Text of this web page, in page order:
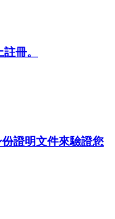
冊。
證明文件來驗證您